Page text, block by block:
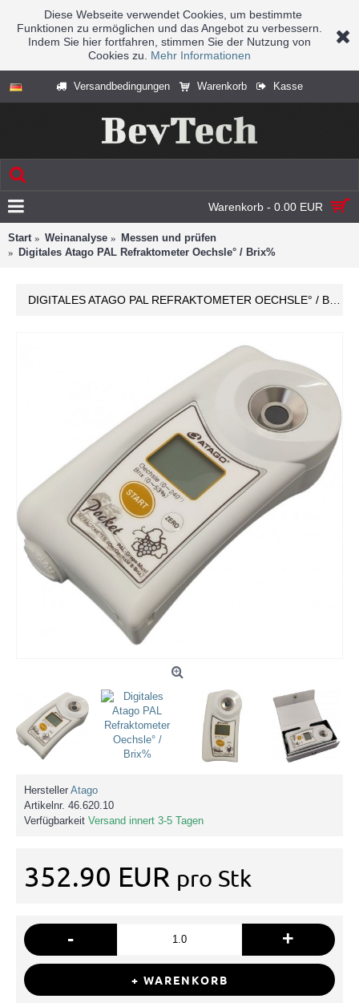
Diese Webseite verwendet Cookies, um bestimmte
Funktionen zu ermöglichen und das Angebot zu verbessern.
Indem Sie hier fortfahren, stimmen Sie der Nutzung von
Cookies zu. Mehr Informationen
Versandbedingungen Warenkorb Kasse
Warenkorb - 0.00 EUR
Start Weinanalyse
Messen und prüfen
Digitales Atago PAL Refraktometer Oechsle° / Brix%
Hersteller Atago
Artikelnr. 46.620.10
Verfügbarkeit Versand innert 3-5 Tagen
352.90 EUR pro Stk
- +
+ WARENKORB